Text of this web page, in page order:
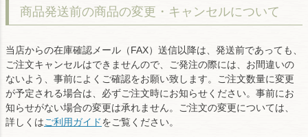
商品発送前の商品の変更・キャンセルについて
当店からの在庫確認メール（FAX）送信以降は、発送前であっても、
ご注文キャンセルはできませんので、ご発注の際には、お間違いの
ないよう、事前によくご確認をお願い致します。ご注文数量に変更
が予定される場合は、必ずご注文時にお知らせください。事前にお
知らせがない場合の変更は承れません。ご注文の変更については、
詳しくはご利用ガイドをご覧ください。